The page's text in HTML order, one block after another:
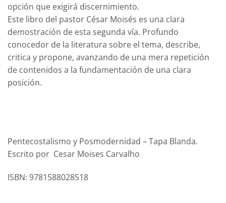
opción que exigirá discernimiento.
Este libro del pastor César Moisés es una clara
demostración de esta segunda vía. Profundo
conocedor de la literatura sobre el tema, describe,
critica y propone, avanzando de una mera repetición
de contenidos a la fundamentación de una clara
posición.
Pentecostalismo y Posmodernidad – Tapa Blanda.
Escrito por Cesar Moises Carvalho
ISBN: 9781588028518